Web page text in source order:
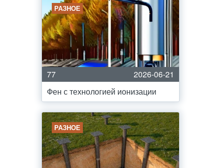
РАЗНОЕ
77
2026-06-21
Фен с технологией ионизации
РАЗНОЕ